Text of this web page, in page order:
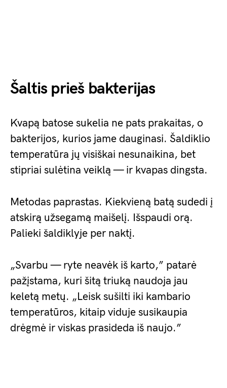
Šaltis prieš bakterijas
Kvapą batose sukelia ne pats prakaitas, o
bakterijos, kurios jame dauginasi. Šaldiklio
temperatūra jų visiškai nesunaikina, bet
stipriai sulėtina veiklą — ir kvapas dingsta.
Metodas paprastas. Kiekvieną batą sudedi į
atskirą užsegamą maišelį. Išspaudi orą.
Palieki šaldiklyje per naktį.
„Svarbu — ryte neavėk iš karto,” patarė
pažįstama, kuri šitą triuką naudoja jau
keletą metų. „Leisk sušilti iki kambario
temperatūros, kitaip viduje susikaupia
drėgmė ir viskas prasideda iš naujo.”